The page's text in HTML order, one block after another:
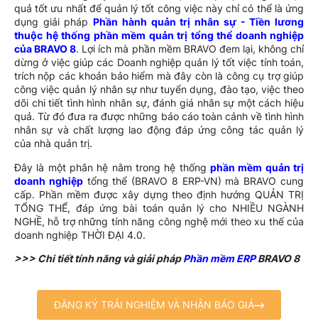
quả tốt ưu nhất để quản lý tốt công việc này chỉ có thể là ứng
dụng giải pháp Phần hành quản trị nhân sự - Tiền lương
thuộc hệ thống phần mềm quản trị tổng thể doanh nghiệp
của BRAVO 8. Lợi ích mà phần mềm BRAVO đem lại, không chỉ
dừng ở việc giúp các Doanh nghiệp quản lý tốt việc tính toán,
trích nộp các khoản bảo hiểm mà đây còn là công cụ trợ giúp
công việc quản lý nhân sự như tuyển dụng, đào tạo, việc theo
dõi chi tiết tình hình nhân sự, đánh giá nhân sự một cách hiệu
quả. Từ đó đưa ra được những báo cáo toàn cảnh về tình hình
nhân sự và chất lượng lao động đáp ứng công tác quản lý
của nhà quản trị.
Đây là một phân hệ nằm trong hệ thống phần mềm quản trị
doanh nghiệptổng thể (BRAVO 8 ERP-VN) mà BRAVO cung
cấp. Phần mềm được xây dựng theo định hướng QUẢN TRỊ
TỔNG THỂ, đáp ứng bài toán quản lý cho NHIỀU NGÀNH
NGHỀ, hỗ trợ những tính năng công nghệ mới theo xu thế của
doanh nghiệp THỜI ĐẠI 4.0.
>>> Chi tiết tính năng và giải phápPhần mềm ERPBRAVO 8
ĐĂNG KÝ TRẢI NGHIỆM VÀ NHẬN BÁO GIÁ